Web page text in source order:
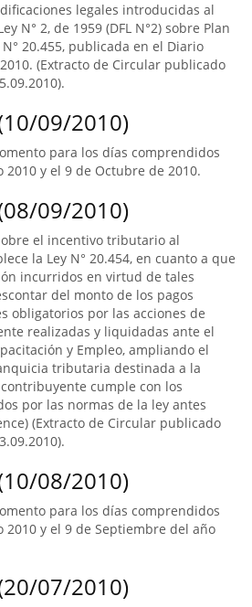
legales introducidas al
N° 2, de 1959 (DFL N°2) sobre Plan
20.455, publicada en el Diario
(Extracto de Circular publicado
09/2010)
para los días comprendidos
y el 9 de Octubre de 2010.
09/2010)
el incentivo tributario al
la Ley N° 20.454, en cuanto a que
incurridos en virtud de tales
del monto de los pagos
obligatorios por las acciones de
realizadas y liquidadas ante el
y Empleo, ampliando el
tributaria destinada a la
cumple con los
por las normas de la ley antes
(Extracto de Circular publicado
08/2010)
para los días comprendidos
y el 9 de Septiembre del año
07/2010)